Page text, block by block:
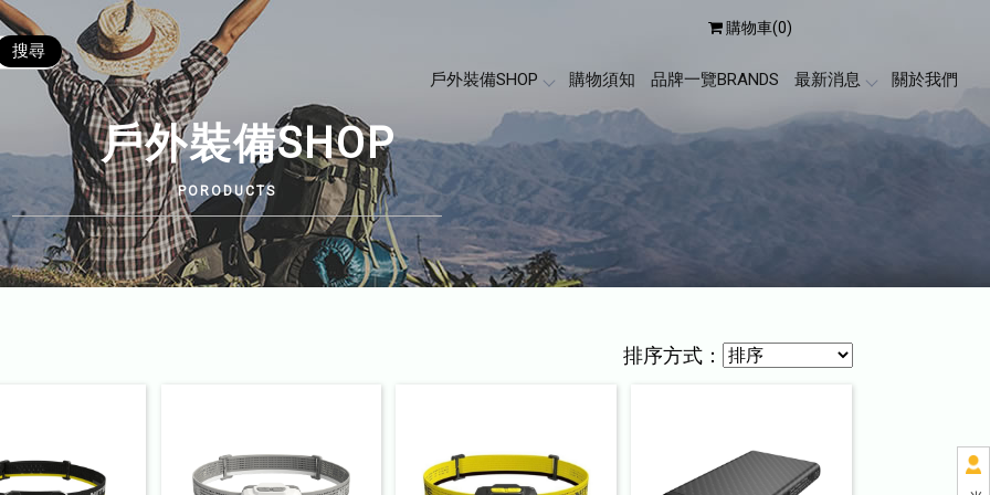
戶外裝備SHOP 購物須知 品牌一覽BRANDS 最新消息 關於我們
購物車(0)
戶外裝備SHOP
排序方式：